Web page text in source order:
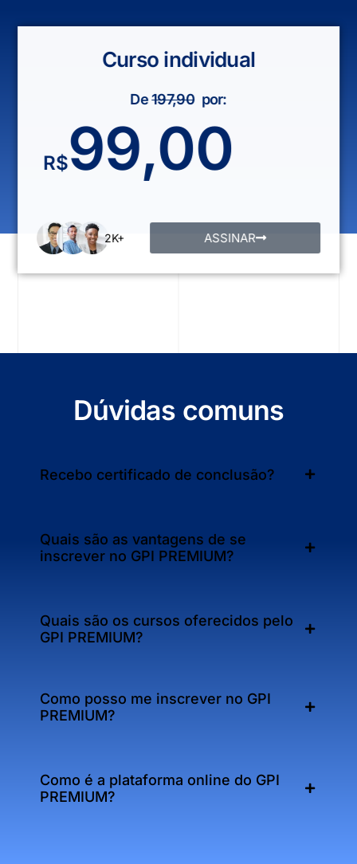
Curso individual
De197,90por:
R$99,00
2K+ ASSINAR
Dúvidas comuns
Recebo certificado de conclusão?
Quais são as vantagens de se
inscrever no GPI PREMIUM?
Quais são os cursos oferecidos pelo
GPI PREMIUM?
Como posso me inscrever no GPI
PREMIUM?
Como é a plataforma online do GPI
PREMIUM?